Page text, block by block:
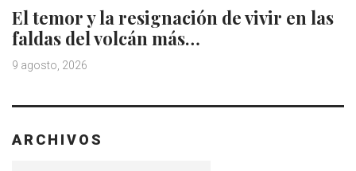
El temor y la resignación de vivir en las
faldas del volcán más…
9 agosto, 2026
ARCHIVOS